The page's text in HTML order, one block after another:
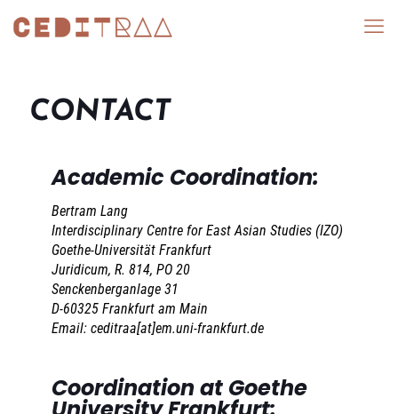
CONTACT
Academic Coordination:
Bertram Lang
Interdisciplinary Centre for East Asian Studies (IZO)
Goethe-Universität Frankfurt
Juridicum, R. 814, PO 20
Senckenberganlage 31
D-60325 Frankfurt am Main
Email: ceditraa[at]em.uni-frankfurt.de
Coordination at Goethe